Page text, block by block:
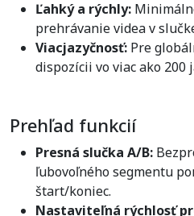
Ľahký a rýchly:
prehrávanie videa v
Viacjazyčnosť: Pre
dispozícii vo viac ako 200
Prehľad funkcií
Presná slučka A/B:
ľubovoľného segmentu
štart/koniec.
Nastaviteľná rýchlosť